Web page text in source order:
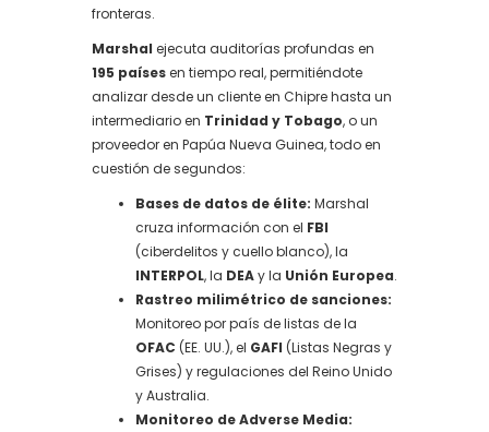
fronteras.
Marshal ejecuta auditorías profundas en
195 paísesen tiempo real, permitiéndote
analizar desde un cliente en Chipre hasta un
intermediario en Trinidad y Tobago, o un
proveedor en Papúa Nueva Guinea, todo en
cuestión de segundos:
Bases de datos de élite: Marshal
cruza información con el FBI
(ciberdelitos y cuello blanco), la
INTERPOL, la DEAy la Unión Europea.
Rastreo milimétrico de sanciones:
Monitoreo por país de listas de la
OFAC (EE. UU.), el GAFI (Listas Negras y
Grises) y regulaciones del Reino Unido
y Australia.
Monitoreo de Adverse Media: